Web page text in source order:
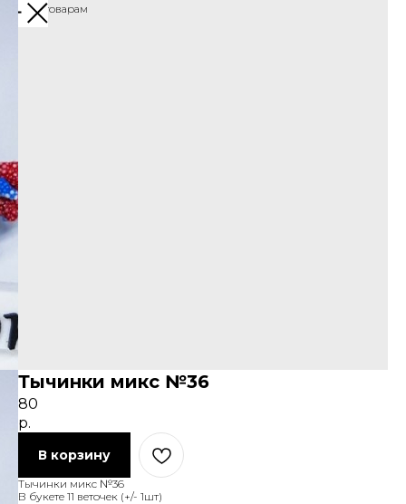
Назад к товарам
Тычинки микс №36
80
р.
В корзину
Тычинки микс №36
В букете 11 веточек (+/- 1шт)